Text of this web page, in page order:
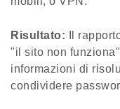
Risultato: Il
"il sito non
informazioni di
condividere